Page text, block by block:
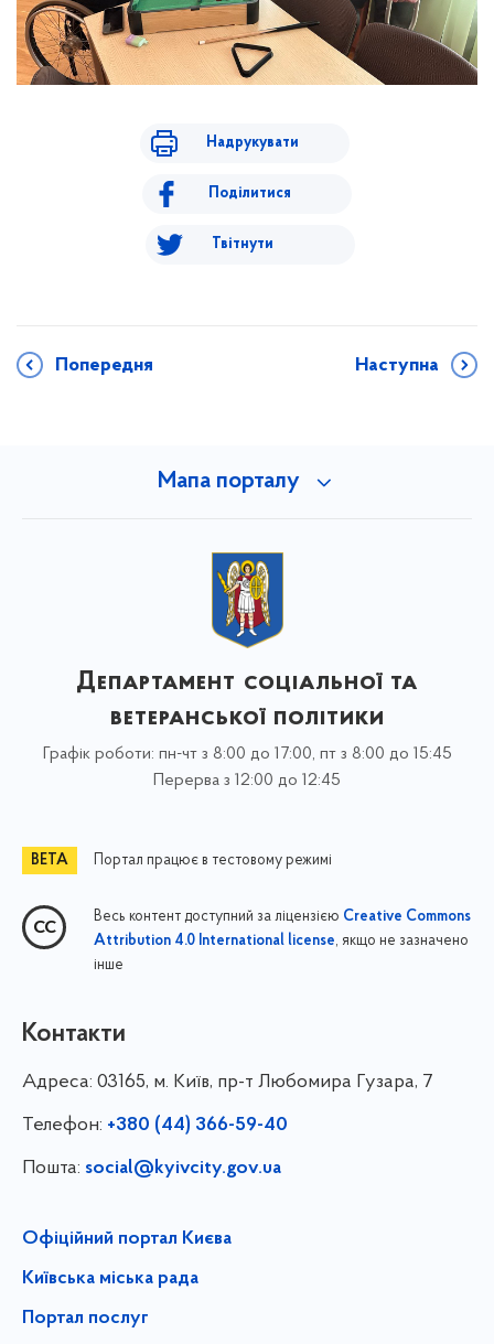
Надрукувати
Поділитися
Твітнути
Попередня Наступна
Мапа порталу
Департамент соціальної та
ветеранської політики
Графік роботи: пн-чт з 8:00 до 17:00, пт з 8:00 до 15:45
Перерва з 12:00 до 12:45
Портал працює в тестовому режимі
Весь контент доступний за ліцензією Creative Commons
Attribution 4.0 International license, якщо не зазначено
інше
Контакти
Адреса: 03165, м. Київ, пр-т Любомира Гузара, 7
Телефон: +380 (44) 366-59-40
Пошта: social@kyivcity.gov.ua
Офіційний портал Києва
Київська міська рада
Портал послуг